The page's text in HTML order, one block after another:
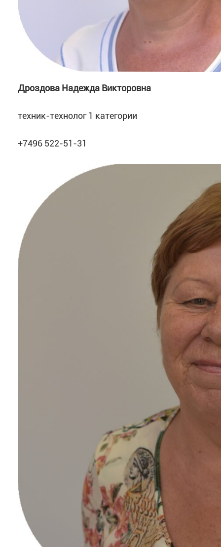
Дроздова Надежда Викторовна
техник-технолог 1 категории
+7496 522-51-31